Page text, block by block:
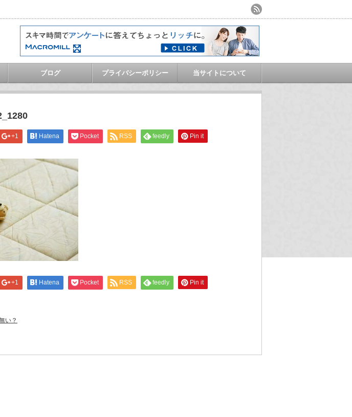
ブログ プライバシーポリシー 当サイトについて
+1 Hatena Pocket RSS feedly Pin it
+1 Hatena Pocket RSS feedly Pin it
い？